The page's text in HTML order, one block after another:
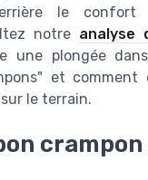
le confort
notre analyse
une plongée
et comment
le terrain.
crampon